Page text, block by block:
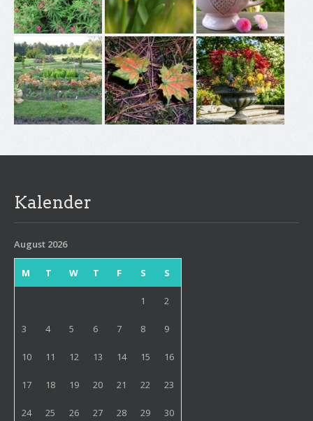
Kalender
August 2026
M T W T F S S
1 2
3 4 5 6 7 8 9
10 11 12 13 14 15 16
17 18 19 20 21 22 23
24 25 26 27 28 29 30